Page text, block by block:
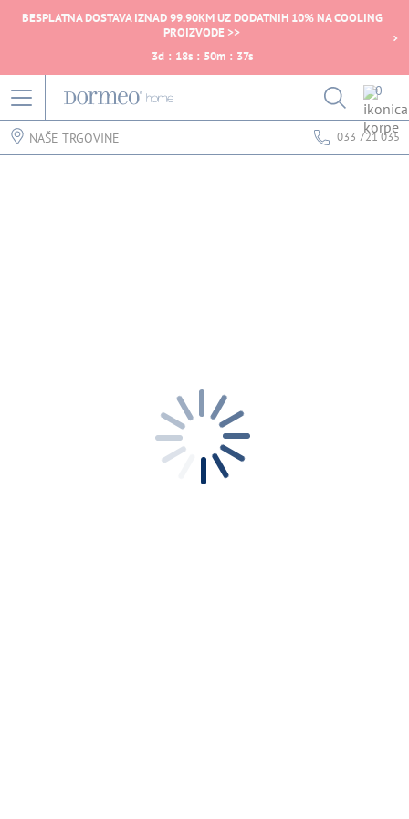
BESPLATNA DOSTAVA IZNAD 99.90KM UZ DODATNIH 10% NA COOLING
PROIZVODE >>
3d : 18s : 50m : 37s
0
NAŠE TRGOVINE 033 721 035